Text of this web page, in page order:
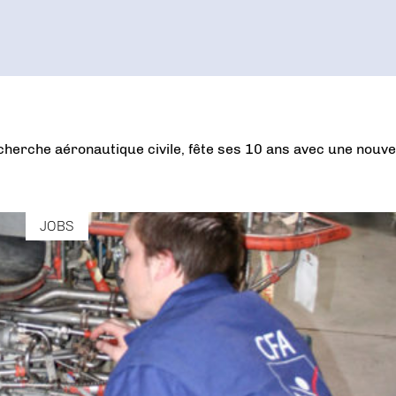
aéronautique civile, fête ses 10 ans avec une
JOBS